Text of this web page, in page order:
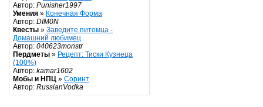
Автор: Punisher1997
Умения » Конечная Форма
Автор: DIM0N
Квесты » Заведите питомца -
Домашний любимец
Автор: 040623monstr
Пердметы » Рецепт: Тиски Кузнеца
(100%)
Автор: kamar1602
Мобы и НПЦ » Соринт
Автор: RussianVodka